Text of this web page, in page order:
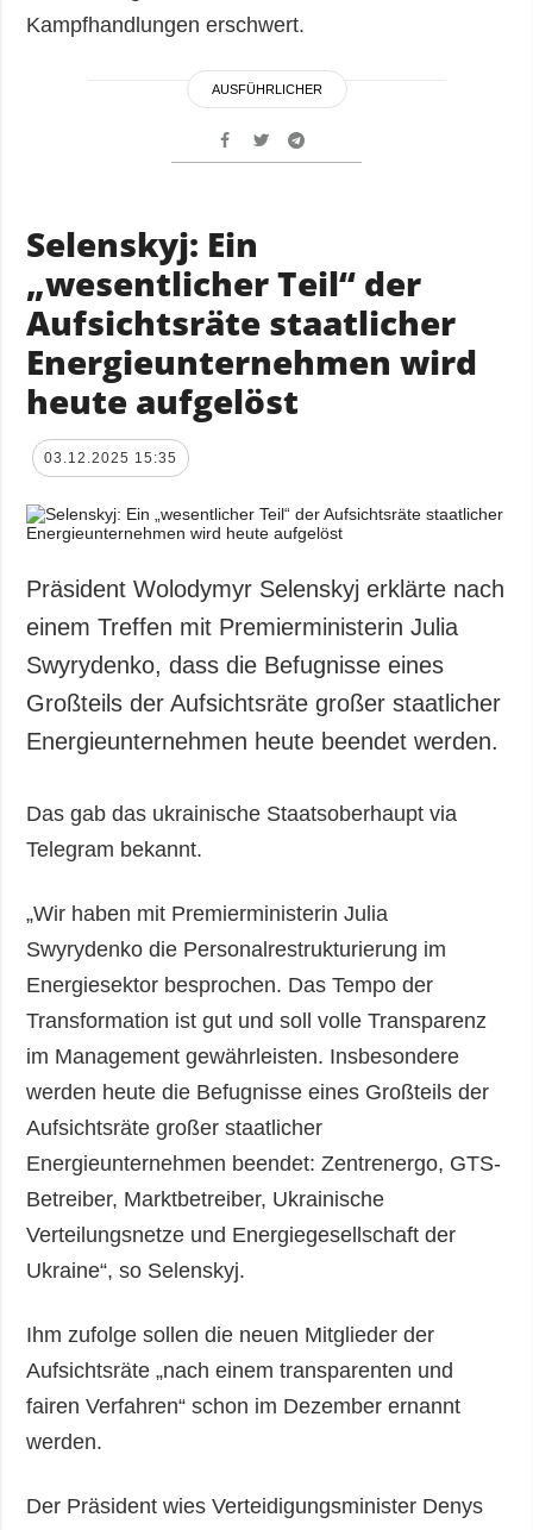
Kampfhandlungen erschwert.
AUSFÜHRLICHER
Selenskyj: Ein
„wesentlicher Teil“ der
Aufsichtsräte staatlicher
Energieunternehmen wird
heute aufgelöst
03.12.2025 15:35
Präsident Wolodymyr Selenskyj erklärte nach
einem Treffen mit Premierministerin Julia
Swyrydenko, dass die Befugnisse eines
Großteils der Aufsichtsräte großer staatlicher
Energieunternehmen heute beendet werden.
Das gab das ukrainische Staatsoberhaupt via
Telegram bekannt.
„Wir haben mit Premierministerin Julia
Swyrydenko die Personalrestrukturierung im
Energiesektor besprochen. Das Tempo der
Transformation ist gut und soll volle Transparenz
im Management gewährleisten. Insbesondere
werden heute die Befugnisse eines Großteils der
Aufsichtsräte großer staatlicher
Energieunternehmen beendet: Zentrenergo, GTS-
Betreiber, Marktbetreiber, Ukrainische
Verteilungsnetze und Energiegesellschaft der
Ukraine“, so Selenskyj.
Ihm zufolge sollen die neuen Mitglieder der
Aufsichtsräte „nach einem transparenten und
fairen Verfahren“ schon im Dezember ernannt
werden.
Der Präsident wies Verteidigungsminister Denys